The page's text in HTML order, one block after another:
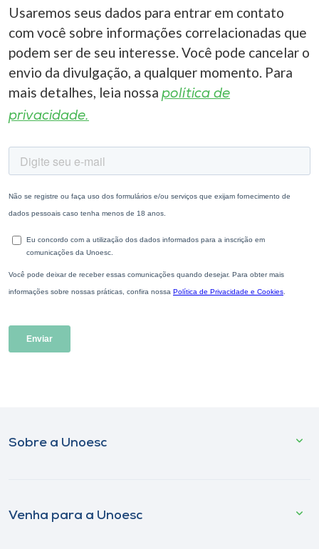
Usaremos seus dados para entrar em contato
com você sobre informações correlacionadas que
podem ser de seu interesse. Você pode cancelar o
envio da divulgação, a qualquer momento. Para
mais detalhes, leia nossa política de
privacidade.
Sobre a Unoesc
Venha para a Unoesc